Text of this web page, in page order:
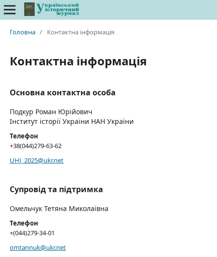
Головна / Контактна інформація
Контактна інформація
Основна контактна особа
Подкур Роман Юрійович
Інститут історії України НАН України
Телефон
+38(044)279-63-62
UHJ_2025@ukr.net
Супровід та підтримка
Омельчук Тетяна Миколаївна
Телефон
+(044)279-34-01
omtannuk@ukr.net